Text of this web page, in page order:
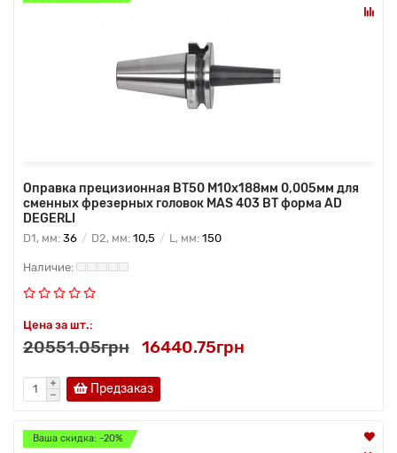
Оправка прецизионная BT50 M10x188мм 0,005мм для
сменных фрезерных головок MAS 403 BT форма AD
DEGERLI
D1, мм: 36 D2, мм: 10,5 L, мм: 150
Цена за шт.:
20551.05грн 16440.75грн
Предзаказ
Ваша скидка: -20%